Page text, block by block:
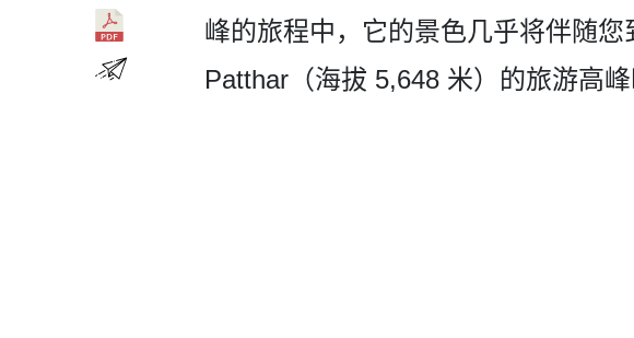
峰的旅程中，它的景­色几乎将伴随
Patthar（海拔 5,648 米）的旅游高峰